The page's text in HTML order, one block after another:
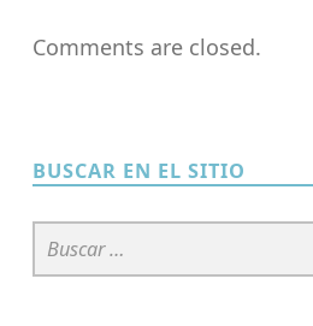
Comments are closed.
BUSCAR EN EL SITIO
Buscar: